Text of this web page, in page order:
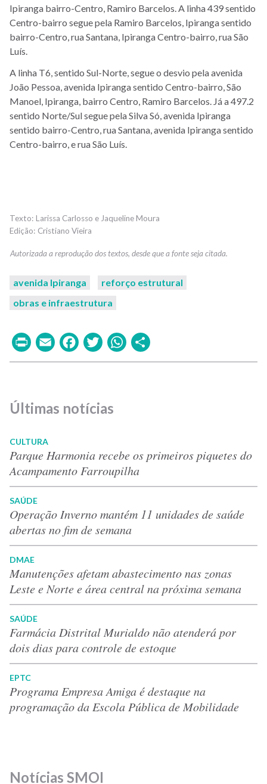
Ipiranga bairro-Centro, Ramiro Barcelos. A linha 439 sentido
Centro-bairro segue pela Ramiro Barcelos, Ipiranga sentido
bairro-Centro, rua Santana, Ipiranga Centro-bairro, rua São
Luís.
A linha T6, sentido Sul-Norte, segue o desvio pela avenida
João Pessoa, avenida Ipiranga sentido Centro-bairro, São
Manoel, Ipiranga, bairro Centro, Ramiro Barcelos. Já a 497.2
sentido Norte/Sul segue pela Silva Só, avenida Ipiranga
sentido bairro-Centro, rua Santana, avenida Ipiranga sentido
Centro-bairro, e rua São Luís.
Larissa Carlosso e Jaqueline Moura
Cristiano Vieira
avenida Ipiranga
reforço estrutural
obras e infraestrutura
PrintEmailFacebook
TwitterWhatsApp
Últimas notícias
CULTURA
Parque Harmonia recebe os primeiros piquetes do
Acampamento Farroupilha
SAÚDE
Operação Inverno mantém 11 unidades de saúde
abertas no fim de semana
DMAE
Manutenções afetam abastecimento nas zonas
Leste e Norte e área central na próxima semana
SAÚDE
Farmácia Distrital Murialdo não atenderá por
dois dias para controle de estoque
EPTC
Programa Empresa Amiga é destaque na
programação da Escola Pública de Mobilidade
Notícias SMOI